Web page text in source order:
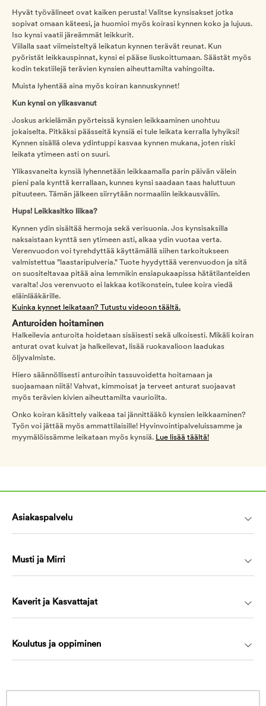
Hyvät työvälineet ovat kaiken perusta! Valitse kynsisakset jotka
sopivat omaan käteesi, ja huomioi myös koirasi kynnen koko ja lujuus.
Iso kynsi vaatii järeämmät leikkurit.
Viilalla saat viimeisteltyä leikatun kynnen terävät reunat. Kun
pyöristät leikkauspinnat, kynsi ei pääse liuskoittumaan. Säästät myös
kodin tekstiilejä terävien kynsien aiheuttamilta vahingoilta.
Muista lyhentää aina myös koiran kannuskynnet!
Kun kynsi on ylikasvanut
Joskus arkielämän pyörteissä kynsien leikkaaminen unohtuu
jokaiselta. Pitkäksi päässeitä kynsiä ei tule leikata kerralla lyhyiksi!
Kynnen sisällä oleva ydintuppi kasvaa kynnen mukana, joten riski
leikata ytimeen asti on suuri.
Ylikasvaneita kynsiä lyhennetään leikkaamalla parin päivän välein
pieni pala kynttä kerrallaan, kunnes kynsi saadaan taas haluttuun
pituuteen. Tämän jälkeen siirrytään normaaliin leikkausväliin.
Hups! Leikkasitko liikaa?
Kynnen ydin sisältää hermoja sekä verisuonia. Jos kynsisaksilla
naksaistaan kynttä sen ytimeen asti, alkaa ydin vuotaa verta.
Verenvuodon voi tyrehdyttää käyttämällä siihen tarkoitukseen
valmistettua "laastaripulveria." Tuote hyydyttää verenvuodon ja sitä
on suositeltavaa pitää aina lemmikin ensiapukaapissa hätätilanteiden
varalta! Jos verenvuoto ei lakkaa kotikonstein, tulee koira viedä
eläinlääkärille.
Kuinka kynnet leikataan? Tutustu videoon täältä.
Anturoiden hoitaminen
Halkeilevia anturoita hoidetaan sisäisesti sekä ulkoisesti. Mikäli koiran
anturat ovat kuivat ja halkeilevat, lisää ruokavalioon laadukas
öljyvalmiste.
Hiero säännöllisesti anturoihin tassuvoidetta hoitamaan ja
suojaamaan niitä! Vahvat, kimmoisat ja terveet anturat suojaavat
myös terävien kivien aiheuttamilta vaurioilta.
Onko koiran käsittely vaikeaa tai jännittääkö kynsien leikkaaminen?
Työn voi jättää myös ammattilaisille! Hyvinvointipalveluissamme ja
myymälöissämme leikataan myös kynsiä. Lue lisää täältä!
Asiakaspalvelu
Musti ja Mirri
Kaverit ja Kasvattajat
Koulutus ja oppiminen